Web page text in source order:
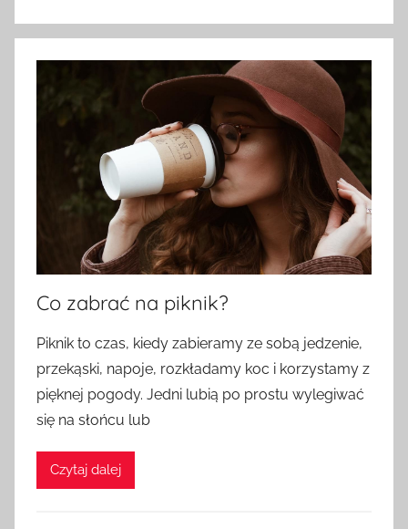
Co zabrać na piknik?
Piknik to czas, kiedy zabieramy ze sobą jedzenie,
przekąski, napoje, rozkładamy koc i korzystamy z
pięknej pogody. Jedni lubią po prostu wylegiwać
się na słońcu lub
Czytaj dalej